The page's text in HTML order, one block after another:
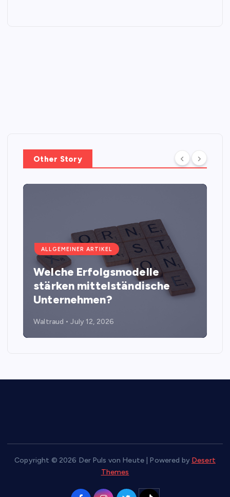
Other Story
ALLGEMEINER ARTIKEL
Welche Erfolgsmodelle
stärken mittelständische
Unternehmen?
Waltraud July 12, 2026
Copyright © 2026 Der Puls von Heute | Powered by Desert
Themes